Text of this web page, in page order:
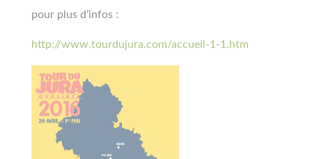
pour plus d’infos :
http://www.tourdujura.com/accueil-1-1.htm